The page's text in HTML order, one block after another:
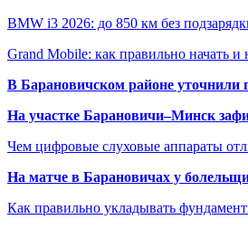
BMW i3 2026: до 850 км без
Grand Mobile: как правильно начать
В Барановичском районе уточнили
На участке Барановичи–Минск
Чем цифровые слуховые аппараты
На матче в Барановичах у
Как правильно укладывать